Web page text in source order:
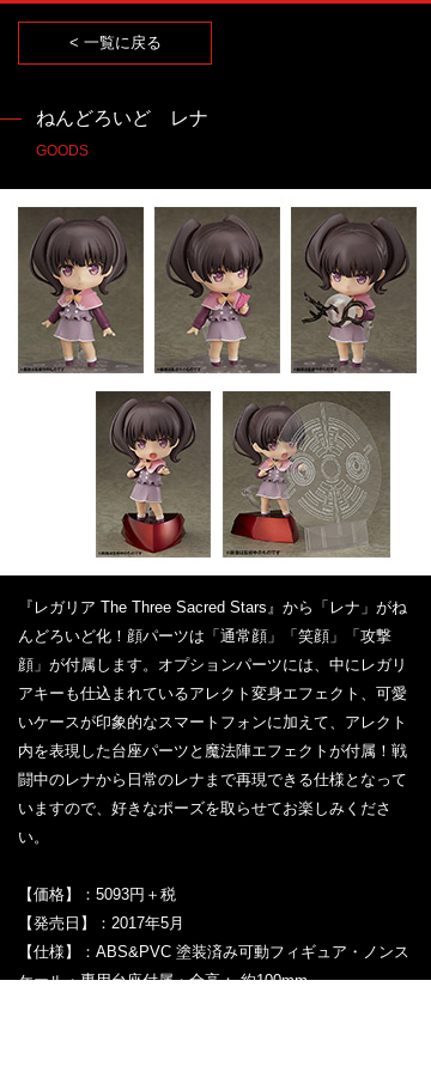
< 一覧に戻る
ねんどろいど レナ
GOODS
『レガリア The Three Sacred Stars』から「レナ」がね
んどろいど化！顔パーツは「通常顔」「笑顔」「攻撃
顔」が付属します。オプションパーツには、中にレガリ
アキーも仕込まれているアレクト変身エフェクト、可愛
いケースが印象的なスマートフォンに加えて、アレクト
内を表現した台座パーツと魔法陣エフェクトが付属！戦
闘中のレナから日常のレナまで再現できる仕様となって
いますので、好きなポーズを取らせてお楽しみくださ
い。
【価格】：5093円＋税
【発売日】：2017年5月
【仕様】：ABS&PVC 塗装済み可動フィギュア・ノンス
ケール・専用台座付属・全高： 約100mm